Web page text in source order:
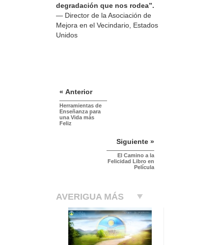
degradación que nos rodea”.
— Director de la Asociación de
Mejora en el Vecindario, Estados
Unidos
« Anterior
Herramientas de
Enseñanza para
una Vida más
Feliz
Siguiente »
El Camino a la
Felicidad Libro en
Película
AVERIGUA MÁS